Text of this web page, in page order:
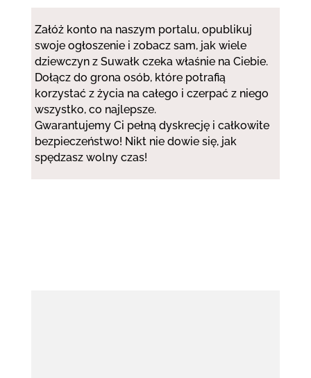
Załóż konto na naszym portalu, opublikuj
swoje ogłoszenie i zobacz sam, jak wiele
dziewczyn z Suwałk czeka właśnie na Ciebie.
Dołącz do grona osób, które potrafią
korzystać z życia na całego i czerpać z niego
wszystko, co najlepsze.
Gwarantujemy Ci pełną dyskrecję i całkowite
bezpieczeństwo! Nikt nie dowie się, jak
spędzasz wolny czas!